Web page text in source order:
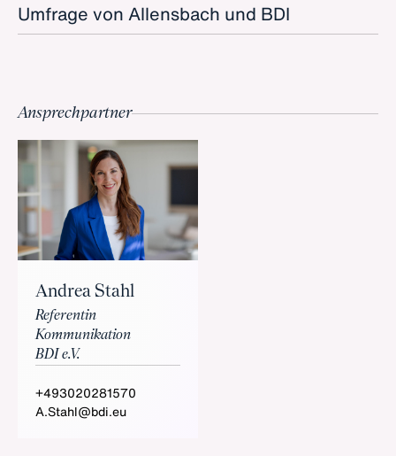
Umfrage von Allensbach und BDI
Ansprechpartner
Andrea Stahl
Referentin
Kommunikation
BDI e.V.
+493020281570
A.Stahl@bdi.eu